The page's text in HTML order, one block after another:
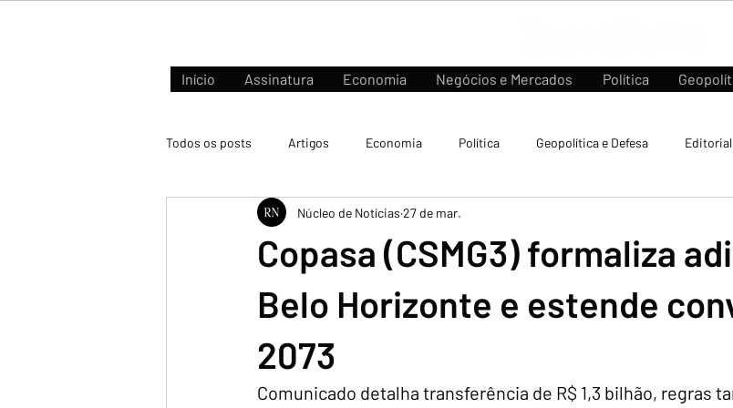
Início Assinatura Economia Negócios e Mercados Política
Todos os posts Artigos Economia Política Geopolítica e Defesa Editorial
Negócios e Mercados
Copasa (CSMG3) formaliza
Belo Horizonte e estende
2073
Núcleo de Notícias 27 de mar.
Comunicado detalha transferência de R$ 1,3 bilhão, regras